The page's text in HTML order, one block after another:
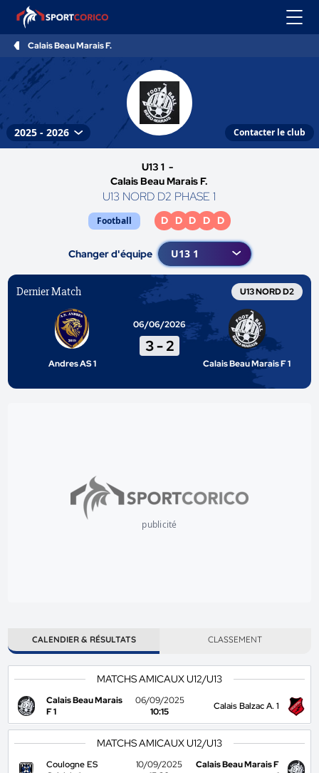
Calais Beau Marais F.
Contacter le club
U13 1 -
Calais Beau Marais F.
U13 NORD D2 PHASE 1
Football D D D D D
Changer d'équipe
Dernier Match U13 NORD D2
Andres AS 1
06/06/2026
3-2
Calais Beau Marais F 1
publicité
CALENDIER & RÉSULTATS CLASSEMENT
MATCHS AMICAUX U12/U13
Calais Beau Marais
F 1
06/09/2025
10:15
Calais Balzac A. 1
MATCHS AMICAUX U12/U13
Coulogne ES
10/09/2025
Calais Beau Marais F